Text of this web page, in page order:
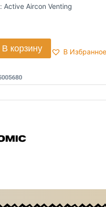
Active Aircon Venting
В корзину В Избранное